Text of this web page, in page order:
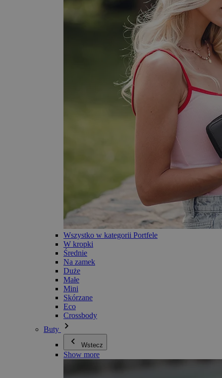
Wszystko w kategorii Portfele
W kropki
Średnie
Na zamek
Duże
Małe
Mini
Skórzane
Eco
Crossbody
Buty
Wstecz
Show more